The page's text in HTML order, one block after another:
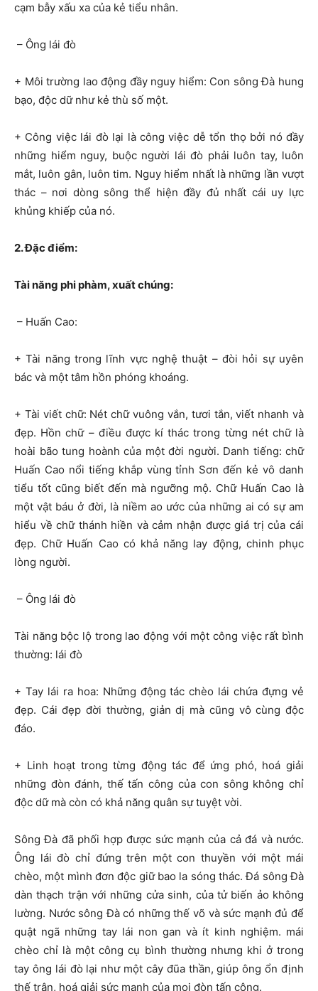
cạm bẫy xấu xa của kẻ tiểu nhân.
– Ông lái đò
+ Môi trường lao động đầy nguy hiểm: Con sông Đà hung
bạo, độc dữ như kẻ thù số một.
+ Công việc lái đò lại là công việc dễ tổn thọ bởi nó đầy
những hiểm nguy, buộc người lái đò phải luôn tay, luôn
mắt, luôn gân, luôn tim. Nguy hiểm nhất là những lần vượt
thác – nơi dòng sông thể hiện đầy đủ nhất cái uy lực
khủng khiếp của nó.
2. Đặc điểm:
Tài năng phi phàm, xuất chúng:
– Huấn Cao:
+ Tài năng trong lĩnh vực nghệ thuật – đòi hỏi sự uyên
bác và một tâm hồn phóng khoáng.
+ Tài viết chữ: Nét chữ vuông vắn, tươi tắn, viết nhanh và
đẹp. Hồn chữ – điều được kí thác trong từng nét chữ là
hoài bão tung hoành của một đời người. Danh tiếng: chữ
Huấn Cao nổi tiếng khắp vùng tỉnh Sơn đến kẻ vô danh
tiểu tốt cũng biết đến mà ngưỡng mộ. Chữ Huấn Cao là
một vật báu ở đời, là niềm ao ước của những ai có sự am
hiểu về chữ thánh hiền và cảm nhận được giá trị của cái
đẹp. Chữ Huấn Cao có khả năng lay động, chinh phục
lòng người.
– Ông lái đò
Tài năng bộc lộ trong lao động với một công việc rất bình
thường: lái đò
+ Tay lái ra hoa: Những động tác chèo lái chứa đựng vẻ
đẹp. Cái đẹp đời thường, giản dị mà cũng vô cùng độc
đáo.
+ Linh hoạt trong từng động tác để ứng phó, hoá giải
những đòn đánh, thế tấn công của con sông không chỉ
độc dữ mà còn có khả năng quân sự tuyệt vời.
Sông Đà đã phối hợp được sức mạnh của cả đá và nước.
Ông lái đò chỉ đứng trên một con thuyền với một mái
chèo, một mình đơn độc giữ bao la sóng thác. Đá sông Đà
dàn thạch trận với những cửa sinh, của tử biến ảo không
lường. Nước sông Đà có những thế võ và sức mạnh đủ để
quật ngã những tay lái non gan và ít kinh nghiệm. mái
chèo chỉ là một công cụ bình thường nhưng khi ở trong
tay ông lái đò lại như một cây đũa thần, giúp ông ổn định
thế trận, hoá giải sức mạnh của mọi đòn tấn công.